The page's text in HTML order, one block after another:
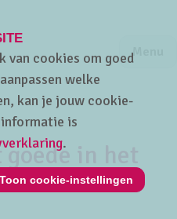
Jump
Menu
in het
van cookies om goed
welke
kan je jouw cookie-
is
.
Toon cookie-instellingen